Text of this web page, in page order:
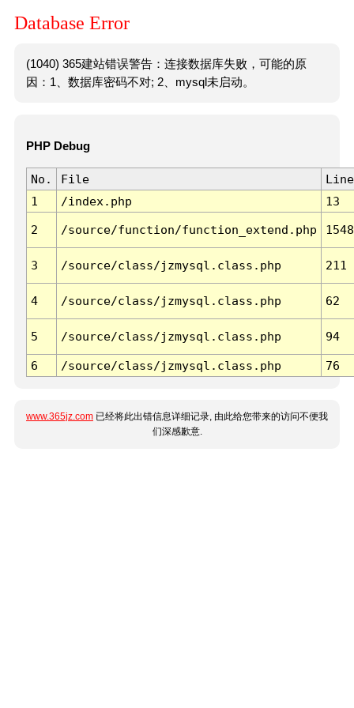
Database Error
(1040) 365建站错误警告：连接数据库失败，可能的原
因：1、数据库密码不对; 2、mysql未启动。
PHP Debug
No. File
Line
1
/index.php 13
2 /source/function/function_extend.php 1548
3 /source/class/jzmysql.class.php 211
4 /source/class/jzmysql.class.php 62
5 /source/class/jzmysql.class.php 94
6 /source/class/jzmysql.class.php 76
www.365jz.com 已经将此出错信息详细记录, 由此给您带来的访问不便我
们深感歉意.